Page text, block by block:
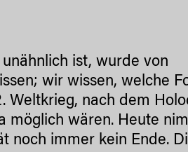
ist, wurde von
wir wissen, welche
Weltkrieg, nach dem
möglich wären. Heute
noch immer kein Ende.